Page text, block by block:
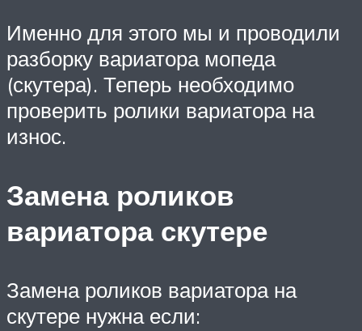
Именно для этого мы и проводили
разборку вариатора мопеда
(скутера). Теперь необходимо
проверить ролики вариатора на
износ.
Замена роликов
вариатора скутере
Замена роликов вариатора на
скутере нужна если: